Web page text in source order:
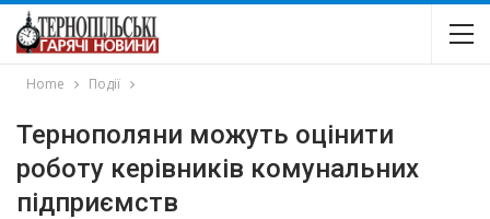
Home Події
Тернополяни можуть оцінити
роботу керівників комунальних
підприємств